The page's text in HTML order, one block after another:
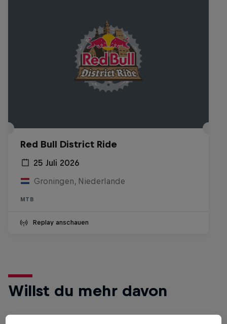
Red Bull District Ride
25 Juli 2026
Groningen, Niederlande
MTB
Replay anschauen
Willst du mehr davon